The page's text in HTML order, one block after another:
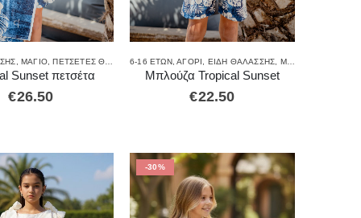
,ΜΑΓΙΌ ,ΠΕΤΣΈΤΕΣ ΘΑΛΆΣΣΗΣ
Sunset πετσέτα
€26.50
6-16 ΕΤΏΝ,ΑΓΌΡΙ ΕΊΔΗ ΘΑΛΆΣΣΗΣ ΜΑΓΙΌ
Μπλούζα Tropical Sunset
€22.50
-30%